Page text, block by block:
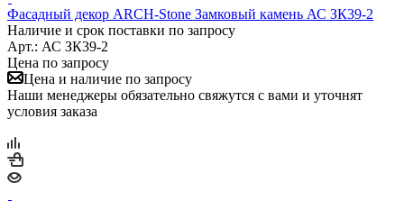
Фасадный декор ARCH-Stone Замковый камень АС ЗК39-2
Наличие и срок поставки по запросу
Арт.: АС ЗК39-2
Цена по запросу
Цена и наличие по запросу
Наши менеджеры обязательно свяжутся с вами и уточнят
условия заказа